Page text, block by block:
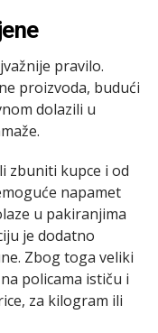
pravilo.
proizvoda, budući
dolazili u
zbuniti kupce i od
napamet
u pakiranjima
je dodatno
Zbog toga veliki
policama ističu i
za kilogram ili